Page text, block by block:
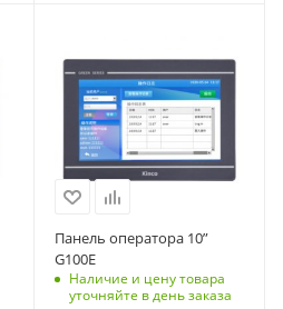
Панель оператора 10”
G100E
Наличие и цену товара
уточняйте в день заказа